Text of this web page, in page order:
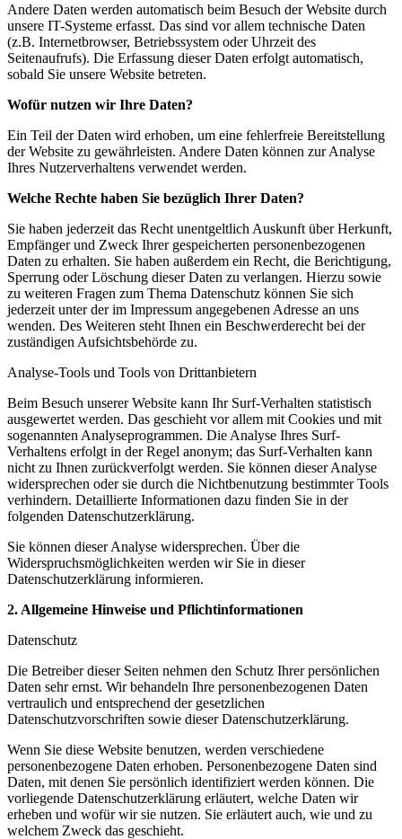
Andere Daten werden automatisch beim Besuch der Website durch
unsere IT-Systeme erfasst. Das sind vor allem technische Daten
(z.B. Internetbrowser, Betriebssystem oder Uhrzeit des
Seitenaufrufs). Die Erfassung dieser Daten erfolgt automatisch,
sobald Sie unsere Website betreten.
Wofür nutzen wir Ihre Daten?
Ein Teil der Daten wird erhoben, um eine fehlerfreie Bereitstellung
der Website zu gewährleisten. Andere Daten können zur Analyse
Ihres Nutzerverhaltens verwendet werden.
Welche Rechte haben Sie bezüglich Ihrer Daten?
Sie haben jederzeit das Recht unentgeltlich Auskunft über Herkunft,
Empfänger und Zweck Ihrer gespeicherten personenbezogenen
Daten zu erhalten. Sie haben außerdem ein Recht, die Berichtigung,
Sperrung oder Löschung dieser Daten zu verlangen. Hierzu sowie
zu weiteren Fragen zum Thema Datenschutz können Sie sich
jederzeit unter der im Impressum angegebenen Adresse an uns
wenden. Des Weiteren steht Ihnen ein Beschwerderecht bei der
zuständigen Aufsichtsbehörde zu.
Analyse-Tools und Tools von Drittanbietern
Beim Besuch unserer Website kann Ihr Surf-Verhalten statistisch
ausgewertet werden. Das geschieht vor allem mit Cookies und mit
sogenannten Analyseprogrammen. Die Analyse Ihres Surf-
Verhaltens erfolgt in der Regel anonym; das Surf-Verhalten kann
nicht zu Ihnen zurückverfolgt werden. Sie können dieser Analyse
widersprechen oder sie durch die Nichtbenutzung bestimmter Tools
verhindern. Detaillierte Informationen dazu finden Sie in der
folgenden Datenschutzerklärung.
Sie können dieser Analyse widersprechen. Über die
Widerspruchsmöglichkeiten werden wir Sie in dieser
Datenschutzerklärung informieren.
2. Allgemeine Hinweise und Pflichtinformationen
Datenschutz
Die Betreiber dieser Seiten nehmen den Schutz Ihrer persönlichen
Daten sehr ernst. Wir behandeln Ihre personenbezogenen Daten
vertraulich und entsprechend der gesetzlichen
Datenschutzvorschriften sowie dieser Datenschutzerklärung.
Wenn Sie diese Website benutzen, werden verschiedene
personenbezogene Daten erhoben. Personenbezogene Daten sind
Daten, mit denen Sie persönlich identifiziert werden können. Die
vorliegende Datenschutzerklärung erläutert, welche Daten wir
erheben und wofür wir sie nutzen. Sie erläutert auch, wie und zu
welchem Zweck das geschieht.